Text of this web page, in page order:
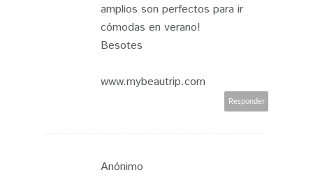
amplios son perfectos para ir
cómodas en verano!
Besotes
www.mybeautrip.com
Responder
Anónimo